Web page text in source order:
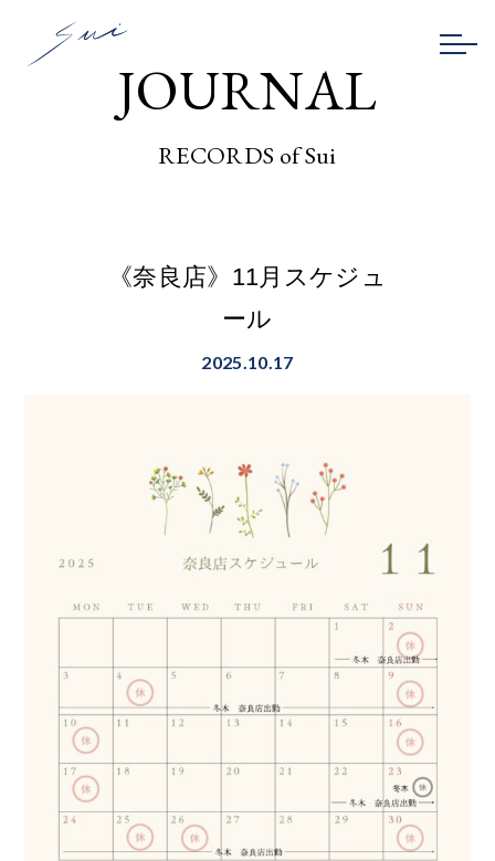
JOURNAL
RECORDS of Sui
《奈良店》11月スケジュ
ール
2025.10.17